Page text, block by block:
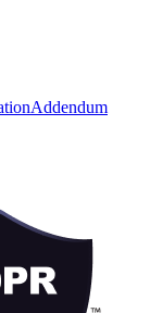
Addendum